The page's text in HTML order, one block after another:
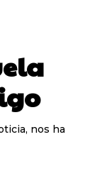
nos ha